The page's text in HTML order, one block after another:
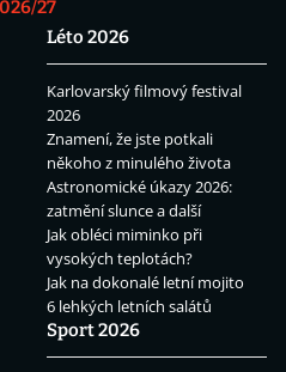
27
Léto 2026
Karlovarský filmový festival
2026
Znamení, že jste potkali
někoho z minulého života
Astronomické úkazy 2026:
zatmění slunce a další
Jak obléci miminko při
vysokých teplotách?
Jak na dokonalé letní mojito
6 lehkých letních salátů
Sport 2026